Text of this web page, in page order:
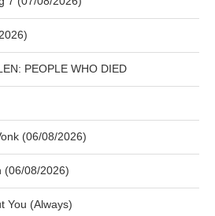
PEOPLE WHO DIED
(06/08/2026)
(06/08/2026)
You (Always)